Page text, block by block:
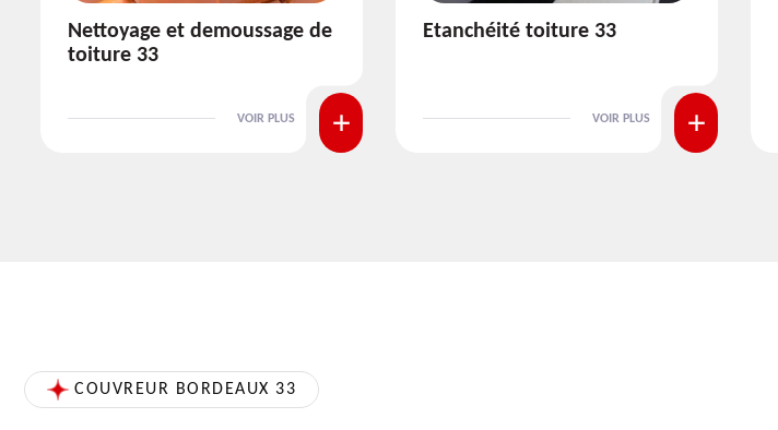
Etanchéité toiture 33
VOIR PLUS
Réparation de toiture 33
VOIR PLUS
COUVREUR BORDEAUX 33